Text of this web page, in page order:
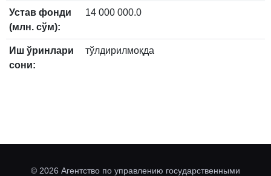
Устав фонди
(млн. сўм):
14 000 000.0
Иш ўринлари
сони:
тўлдирилмоқда
© 2026 Агентство по управлению государственными